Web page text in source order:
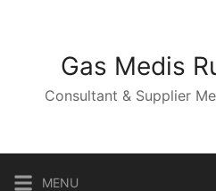
Gas Medis
Consultant & Supplier
MENU